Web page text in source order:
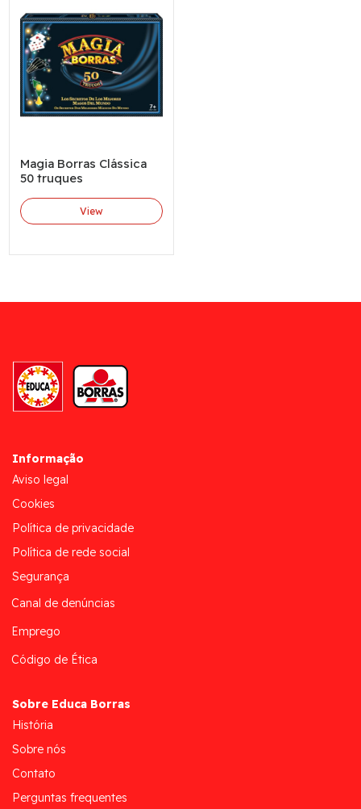
Magia Borras Clássica
50 truques
View
Informação
Aviso legal
Cookies
Política de privacidade
Política de rede social
Segurança
Canal de denúncias
Emprego
Código de Ética
Sobre Educa Borras
História
Sobre nós
Contato
Perguntas frequentes